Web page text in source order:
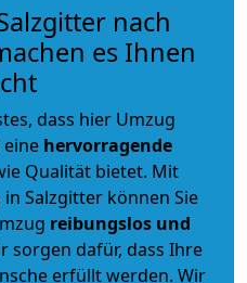
nach
es Ihnen
dass hier Umzug
hervorragende
Qualität bietet. Mit
Salzgitter können Sie
reibungslos und
sorgen dafür, dass Ihre
erfüllt werden. Wir